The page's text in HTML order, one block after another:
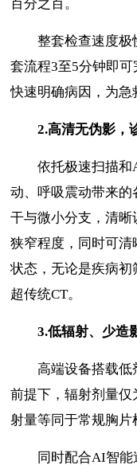
百分之百。
整套检查速度极
套流程3至5分钟即
快速明确病因，为急
2.高清无伪影，
依托极速扫描和
动、呼吸震动带来
干与微小分支，清
狭窄程度，同时可
状态，无论是疾病
超传统CT。
3.低辐射、少造
高端设备搭载低
前提下，辐射剂量
射量等同于常规胸片
同时配合AI智能